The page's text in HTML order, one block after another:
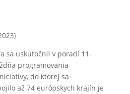
sa uskutočnil v poradí 11.
programovania
do ktorej sa
až 74 európskych krajín je